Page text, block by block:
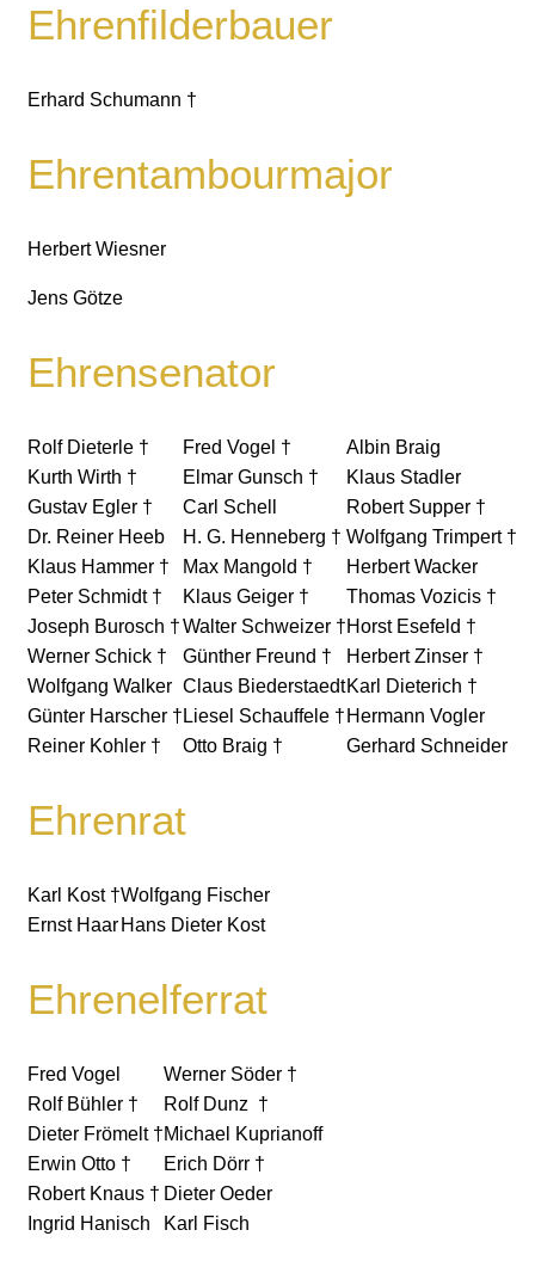
Ehrenfilderbauer
Erhard Schumann †
Ehrentambourmajor
Herbert Wiesner
Jens Götze
Ehrensenator
Rolf Dieterle † Fred Vogel †
Albin Braig
Kurth Wirth †
Elmar Gunsch †
Klaus Stadler
Gustav Egler †
Carl Schell
Robert Supper †
Dr. Reiner Heeb
H. G. Henneberg † Wolfgang Trimpert †
Klaus Hammer †
Max Mangold †
Herbert Wacker
Peter Schmidt †
Klaus Geiger †
Thomas Vozicis †
Joseph Burosch †Walter Schweizer †Horst Esefeld †
Werner Schick †
Günther Freund †
Herbert Zinser †
Wolfgang Walker Claus BiederstaedtKarl Dieterich †
Günter Harscher † Liesel Schauffele † Hermann Vogler
Reiner Kohler †
Otto Braig † Gerhard Schneider
Ehrenrat
Karl Kost †Wolfgang Fischer
Ernst Haar Hans Dieter Kost
Ehrenelferrat
Fred Vogel
Werner Söder †
Rolf Bühler †
Rolf Dunz †
Dieter Frömelt †Michael Kuprianoff
Erwin Otto †
Erich Dörr †
Robert Knaus † Dieter Oeder
Ingrid Hanisch
Karl Fisch